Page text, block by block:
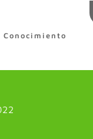
Conocimiento